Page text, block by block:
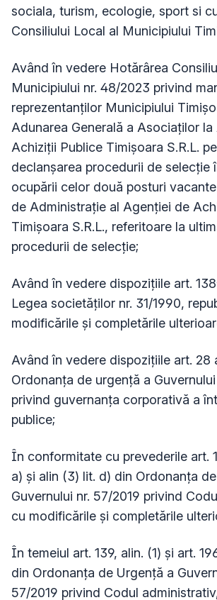
sociala, turism, ecologie, sport si
Consiliului Local al Municipiului
Având în vedere Hotărârea
Municipiului nr. 48/2023 privind
reprezentanților Municipiului
Adunarea Generală a Asociaților
Achiziții Publice Timișoara S.R.L.
declanșarea procedurii de selecție
ocupării celor două posturi
de Administrație al Agenției de
Timișoara S.R.L., referitoare la
procedurii de selecție;
Având în vedere dispozițiile art.
Legea societăților nr. 31/1990,
modificările și completările
Având în vedere dispozițiile art. 28
Ordonanța de urgență a Guvernului
privind guvernanța corporativă a
publice;
În conformitate cu prevederile art.
a) și alin (3) lit. d) din Ordonanţa
Guvernului nr. 57/2019 privind
cu modificările și completările
În temeiul art. 139, alin. (1) și art.
din Ordonanţa de Urgenţă a
57/2019 privind Codul